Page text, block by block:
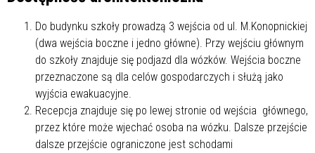
Do budynku szkoły prowadzą 3 wejścia od ul. M.Konopnickiej
(dwa wejścia boczne i jedno główne). Przy wejściu głównym
do szkoły znajduje się podjazd dla wózków. Wejścia boczne
przeznaczone są dla celów gospodarczych i służą jako
wyjścia ewakuacyjne.
Recepcja znajduje się po lewej stronie od wejścia głównego,
przez które może wjechać osoba na wózku. Dalsze przejście
dalsze przejście ograniczone jest schodami